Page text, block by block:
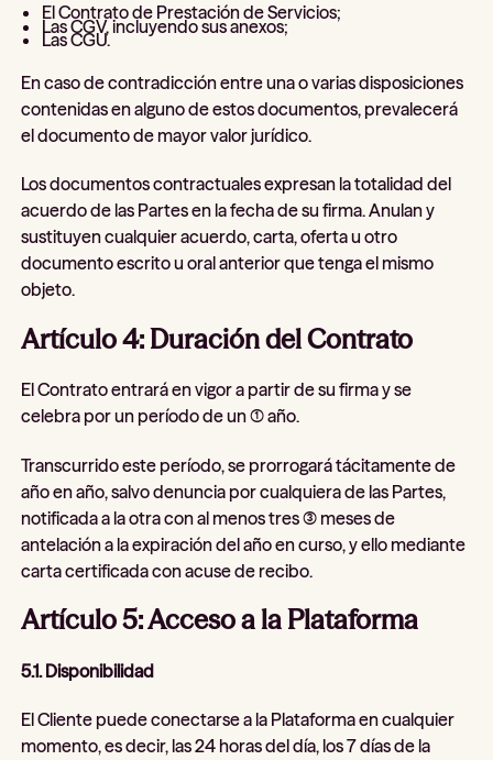
El Contrato de Prestación de Servicios;
Las CGV, incluyendo sus anexos;
Las CGU.
En caso de contradicción entre una o varias disposiciones
contenidas en alguno de estos documentos, prevalecerá
el documento de mayor valor jurídico.
Los documentos contractuales expresan la totalidad del
acuerdo de las Partes en la fecha de su firma. Anulan y
sustituyen cualquier acuerdo, carta, oferta u otro
documento escrito u oral anterior que tenga el mismo
objeto.
Artículo 4: Duración del Contrato
El Contrato entrará en vigor a partir de su firma y se
celebra por un período de un (1) año.
Transcurrido este período, se prorrogará tácitamente de
año en año, salvo denuncia por cualquiera de las Partes,
notificada a la otra con al menos tres (3) meses de
antelación a la expiración del año en curso, y ello mediante
carta certificada con acuse de recibo.
Artículo 5: Acceso a la Plataforma
5.1. Disponibilidad
El Cliente puede conectarse a la Plataforma en cualquier
momento, es decir, las 24 horas del día, los 7 días de la